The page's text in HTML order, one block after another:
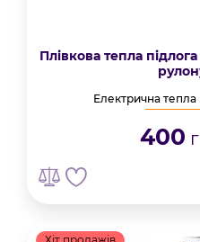
Плівкова тепла
Електрична тепла
400